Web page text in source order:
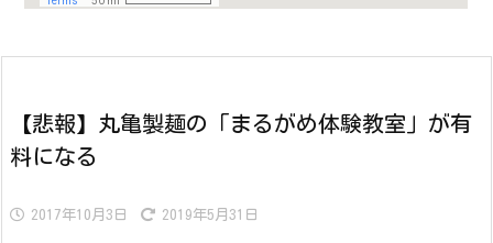
【悲報】丸亀製麺の「まるがめ体験教室」が有
料になる
2017年10月3日 2019年5月31日